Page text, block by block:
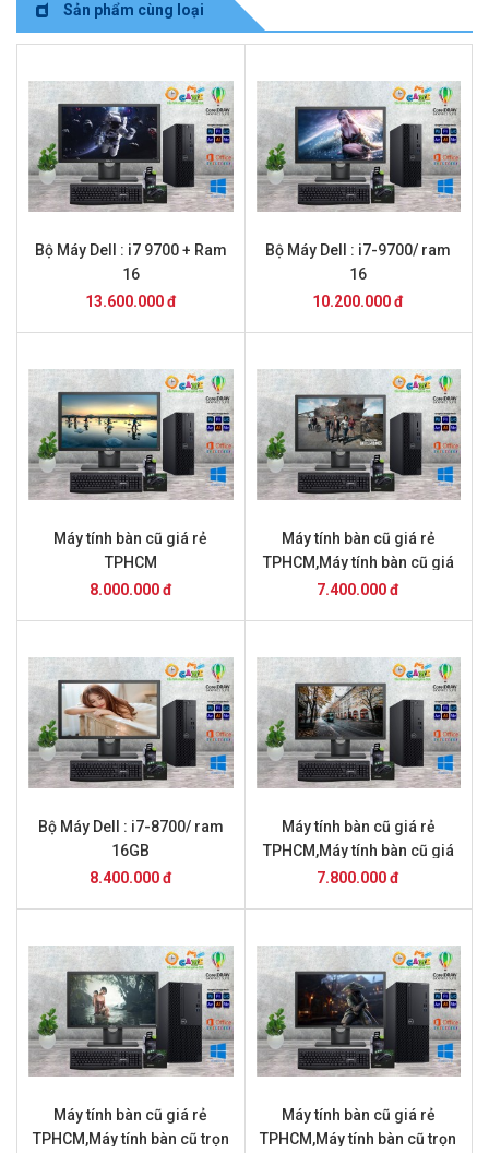
Sản phẩm cùng loại
Bộ Máy Dell : i7 9700 + Ram
16
13.600.000 đ
Bộ Máy Dell : i7-9700/ ram
16
10.200.000 đ
Máy tính bàn cũ giá rẻ
TPHCM
8.000.000 đ
Máy tính bàn cũ giá rẻ
TPHCM,Máy tính bàn cũ giá
rẻ TPHCM
7.400.000 đ
Bộ Máy Dell : i7-8700/ ram
16GB
8.400.000 đ
Máy tính bàn cũ giá rẻ
TPHCM,Máy tính bàn cũ giá
rẻ TPHCM,Máy tính bàn cũ
7.800.000 đ
Máy tính bàn cũ giá rẻ
TPHCM,Máy tính bàn cũ trọn
Máy tính bàn cũ giá rẻ
TPHCM,Máy tính bàn cũ trọn